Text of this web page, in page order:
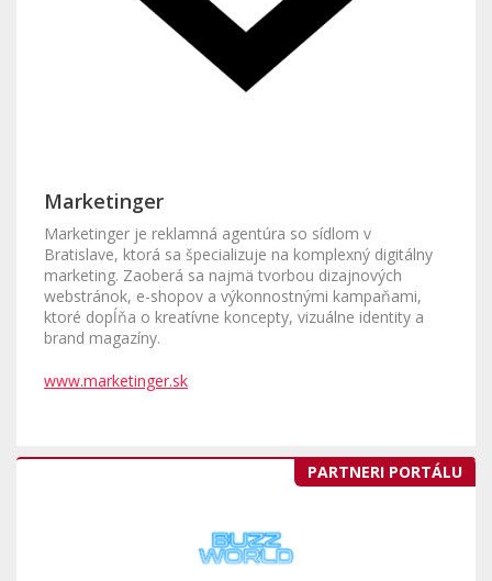
Marketinger
Marketinger je reklamná agentúra so sídlom v
Bratislave, ktorá sa špecializuje na komplexný digitálny
marketing. Zaoberá sa najmä tvorbou dizajnových
webstránok, e-shopov a výkonnostnými kampaňami,
ktoré dopĺňa o kreatívne koncepty, vizuálne identity a
brand magazíny.
www.marketinger.sk
PARTNERI PORTÁLU